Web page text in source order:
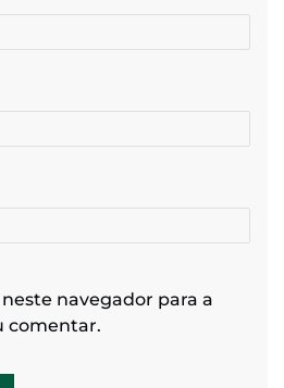
navegador para a
comentar.